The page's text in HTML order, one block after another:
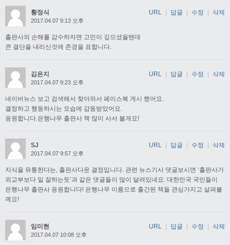
황정식
2017.04.07 9:13 오후
출판사의 손해를 감수하자면 고민이 깊으셨을텐데
큰 결단을 내리신것에 존경을 표합니다.
URL | 답글 | 수정 | 삭제
김은지
2017.04.07 9:23 오후
네이버뉴스 보고 검색해서 찾아와서 페이스북 게시 했어요.
결정하고 행동하시는 모습에 감동받았어요.
응원합니다.은행나무 출판사 책 많이 사서 볼게요!
URL | 답글 | 수정 | 삭제
SJ
2017.04.07 9:57 오후
지식을 유통한다는, 출판사다운 결정입니다. 관련 뉴스기사 댓글보시면 ‘출판사가
외교부보다 일 잘하는듯’과 같은 댓글들이 많이 달려있네요. 대한민국 국민들이
은행나무 출판사 응원합니다! 은행나무 이름으로 출간된 책들 관심가지고 살펴볼
께요!
URL 답글 수정 삭제
임미현
2017.04.07 10:08 오후
URL 답글 수정 삭제